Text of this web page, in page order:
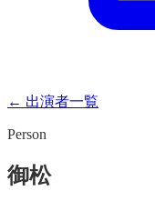
← 出演者一覧
Person
御松